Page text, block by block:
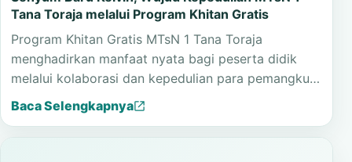
Tana Toraja melalui Program Khitan Gratis
Program Khitan Gratis MTsN 1 Tana Toraja
menghadirkan manfaat nyata bagi peserta didik
melalui kolaborasi dan kepedulian para pemangku…
Baca Selengkapnya